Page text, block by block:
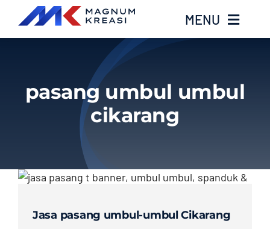
content
MENU
Services
Gallery
About
pasang umbul umbul
cikarang
Jasa pasang umbul-umbul Cikarang